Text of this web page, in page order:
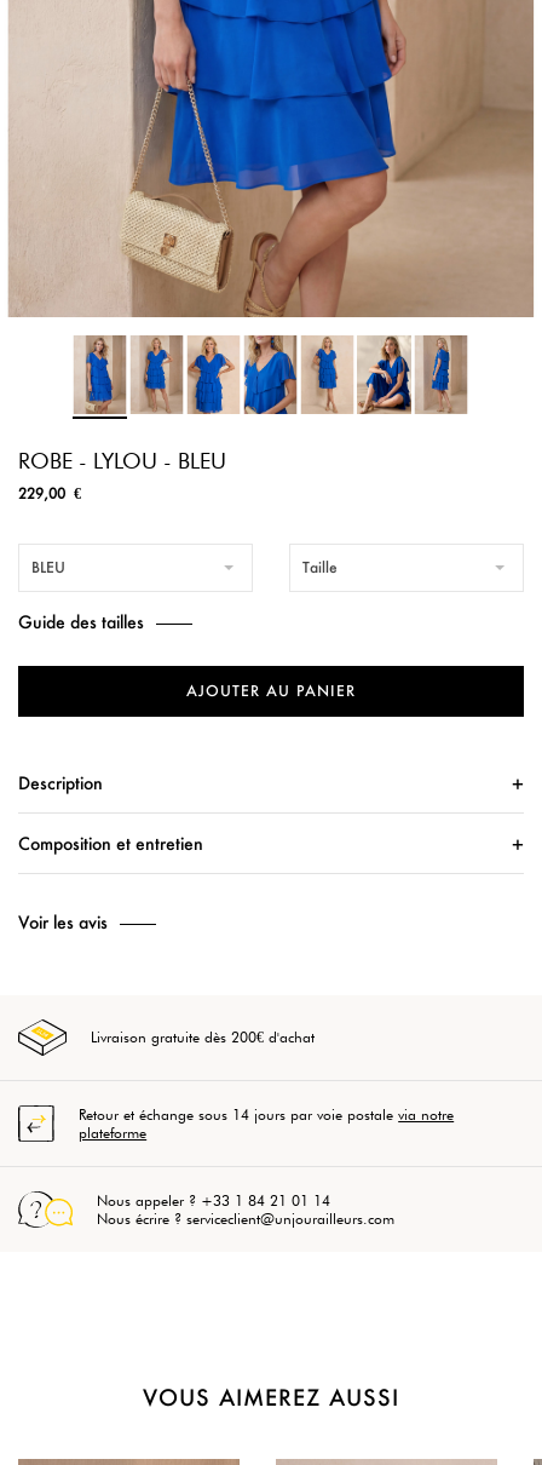
ROBE - LYLOU - BLEU
229,00 €
BLEU Taille
Guide des tailles
AJOUTER AU PANIER
Description
Composition et entretien
Voir les avis
Livraison gratuite dès 200€ d'achat
Retour et échange sous 14 jours par voie postalevia notre
plateforme
Nous appeler ? +33 1 84 21 01 14
Nous écrire ? serviceclient@unjourailleurs.com
VOUS AIMEREZ AUSSI